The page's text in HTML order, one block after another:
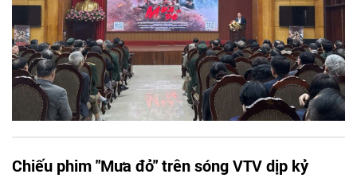
Chiếu phim "Mưa đỏ" trên sóng VTV dịp kỷ